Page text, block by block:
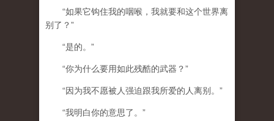
“如果它钩住我的咽喉，我就要和这个世界离
别了？”
“是的。”
“你为什么要用如此残酷的武器？”
“因为我不愿被人强迫跟我所爱的人离别。”
“我明白你的意思了。”